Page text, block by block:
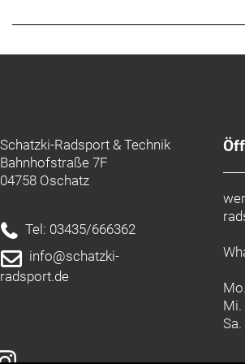
Schatzki-Radsport & Technik
Bahnhofstraße 7F
04758 Oschatz
Tel: 03435/666362
info@schatzki-
radsport.de
Mi.
Sa.